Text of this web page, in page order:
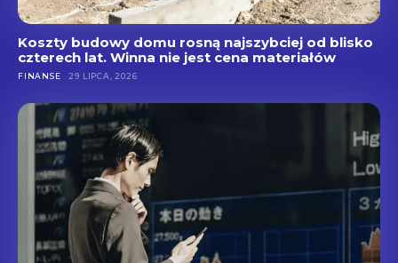
Koszty budowy domu rosną najszybciej od blisko
czterech lat. Winna nie jest cena materiałów
FINANSE 29 LIPCA, 2026